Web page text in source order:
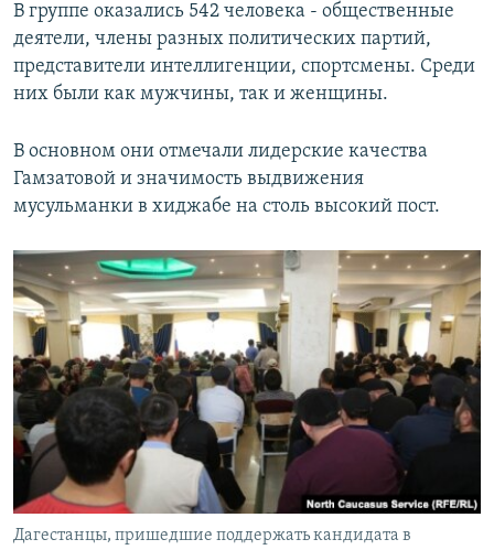
В группе оказались 542 человека - общественные
деятели, члены разных политических партий,
представители интеллигенции, спортсмены. Среди
них были как мужчины, так и женщины.
В основном они отмечали лидерские качества
Гамзатовой и значимость выдвижения
мусульманки в хиджабе на столь высокий пост.
Дагестанцы, пришедшие поддержать кандидата в